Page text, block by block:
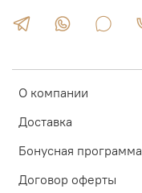
О компании
Доставка
Бонусная программа
Договор оферты